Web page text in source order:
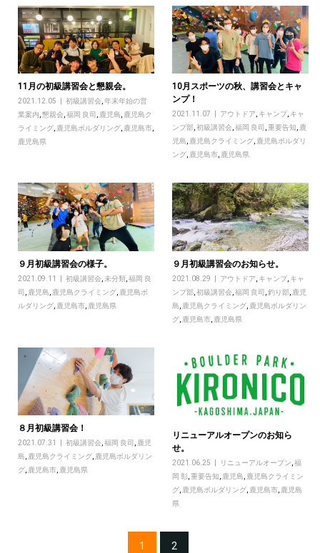
11月の初級講習会と懇親会。
2021.12.05 初級講習会,年末年始の営
業案内,懇親会,福岡 良司 , 鹿児島, 鹿児島ク
ライミング, 鹿児島ボルダリング, 鹿児島市,
鹿児島県
10月スポーツの秋、講習会とキャ
ンプ！
2021.11.07 アウトドア, キャンプ, キャ
ンプ部,初級講習会,福岡 良司 ,重要告知, 鹿
児島, 鹿児島クライミング, 鹿児島ボルダリ
ング, 鹿児島市, 鹿児島県
９月初級講習会の様子。
2021.09.11 初級講習会, 未分類, 福岡 良
司
鹿児島 鹿児島クライミング, 鹿児島ボ
ルダリング, 鹿児島市, 鹿児島県
９月初級講習会のお知らせ。
2021.08.29 アウトドア キャンプ キャ
ンプ部 ,初級講習会 ,福岡 良司 ,釣り部 鹿児
島 鹿児島クライミング 鹿児島ボルダリン
グ 鹿児島市 鹿児島県
８月初級講習会！
2021.07.31 初級講習会,福岡 良司 , 鹿児
島, 鹿児島クライミング, 鹿児島ボルダリン
グ, 鹿児島市, 鹿児島県
リニューアルオープンのお知ら
せ。
2021.06.25 リニューアルオープン ,福
岡 彰 ,重要告知 鹿児島 鹿児島クライミン
グ 鹿児島ボルダリング 鹿児島市 鹿児島
県
1 2